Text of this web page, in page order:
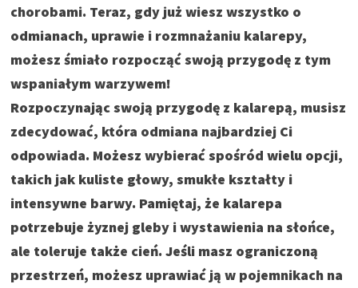
chorobami. Teraz, gdy już wiesz wszystko o
odmianach, uprawie i rozmnażaniu kalarepy,
możesz śmiało rozpocząć swoją przygodę z tym
wspaniałym warzywem!
Rozpoczynając swoją przygodę z kalarepą, musisz
zdecydować, która odmiana najbardziej Ci
odpowiada. Możesz wybierać spośród wielu opcji,
takich jak kuliste głowy, smukłe kształty i
intensywne barwy. Pamiętaj, że kalarepa
potrzebuje żyznej gleby i wystawienia na słońce,
ale toleruje także cień. Jeśli masz ograniczoną
przestrzeń, możesz uprawiać ją w pojemnikach na